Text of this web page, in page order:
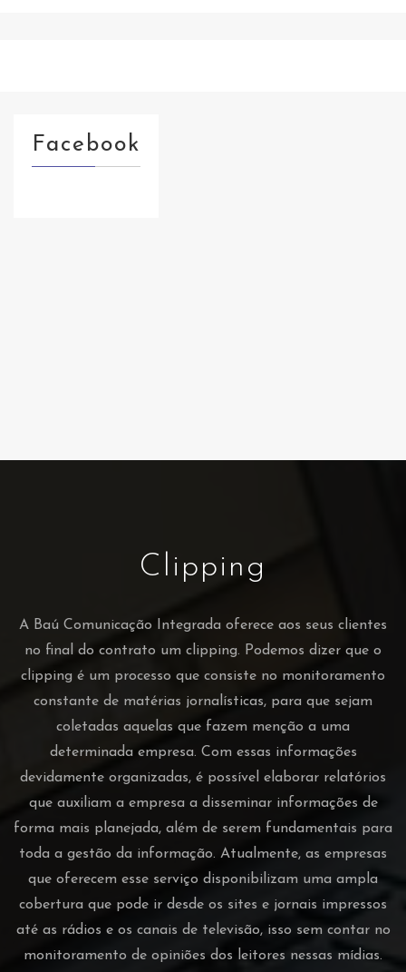
Facebook
Clipping
A Baú Comunicação Integrada oferece aos seus clientes
no final do contrato um clipping. Podemos dizer que o
clipping é um processo que consiste no monitoramento
constante de matérias jornalísticas, para que sejam
coletadas aquelas que fazem menção a uma
determinada empresa. Com essas informações
devidamente organizadas, é possível elaborar relatórios
que auxiliam a empresa a disseminar informações de
forma mais planejada, além de serem fundamentais para
toda a gestão da informação. Atualmente, as empresas
que oferecem esse serviço disponibilizam uma ampla
cobertura que pode ir desde os sites e jornais impressos
até as rádios e os canais de televisão, isso sem contar no
monitoramento de opiniões dos leitores nessas mídias.